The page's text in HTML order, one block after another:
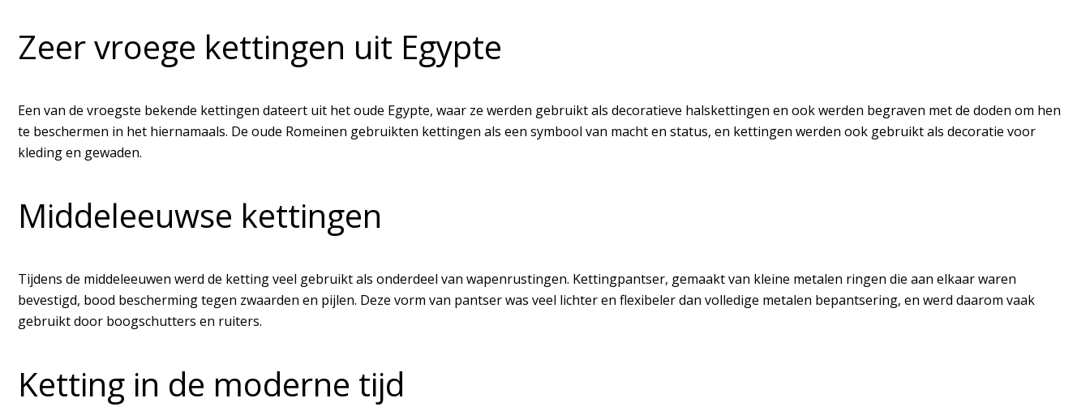
Zeer vroege kettingen uit Egypte
Een van de vroegste bekende kettingen dateert uit het oude Egypte, waar ze werden gebruikt als decoratieve halskettingen en ook werden begraven met de doden om hen
te beschermen in het hiernamaals. De oude Romeinen gebruikten kettingen als een symbool van macht en status, en kettingen werden ook gebruikt als decoratie voor
kleding en gewaden.
Middeleeuwse kettingen
Tijdens de middeleeuwen werd de ketting veel gebruikt als onderdeel van wapenrustingen. Kettingpantser, gemaakt van kleine metalen ringen die aan elkaar waren
bevestigd, bood bescherming tegen zwaarden en pijlen. Deze vorm van pantser was veel lichter en flexibeler dan volledige metalen bepantsering, en werd daarom vaak
gebruikt door boogschutters en ruiters.
Ketting in de moderne tijd